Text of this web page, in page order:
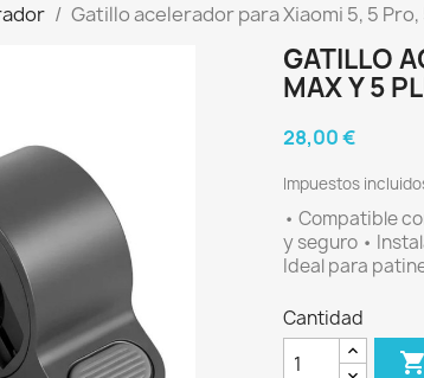
Gatillo acelerador para Xiaomi 5, 5 Pro,
GATILLO
MAX Y 5
28,00 €
Impuestos
• Compatible
y seguro •
Ideal para
Cantidad
